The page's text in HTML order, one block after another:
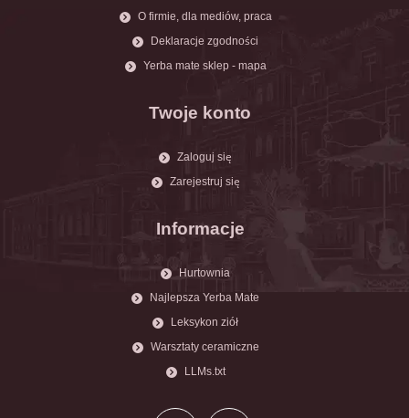
O firmie, dla mediów, praca
Deklaracje zgodności
Yerba mate sklep - mapa
Twoje konto
Zaloguj się
Zarejestruj się
Informacje
Hurtownia
Najlepsza Yerba Mate
Leksykon ziół
Warsztaty ceramiczne
LLMs.txt